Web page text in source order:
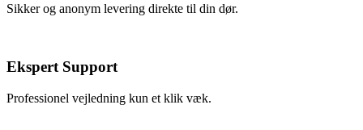
Sikker og anonym levering direkte til din dør.
Ekspert Support
Professionel vejledning kun et klik væk.